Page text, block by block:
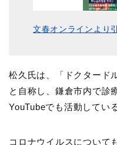
文春オンラインより
松久氏は、「ドクタード
と自称し、鎌倉市内で診
YouTubeでも活動してい
コロナウイルスについて